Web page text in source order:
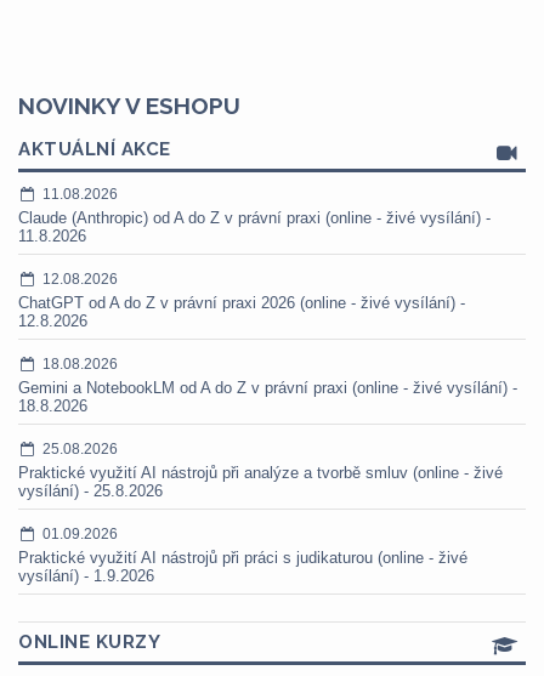
NOVINKY V ESHOPU
AKTUÁLNÍ AKCE
11.08.2026
Claude (Anthropic) od A do Z v právní praxi (online - živé vysílání) -
11.8.2026
12.08.2026
ChatGPT od A do Z v právní praxi 2026 (online - živé vysílání) -
12.8.2026
18.08.2026
Gemini a NotebookLM od A do Z v právní praxi (online - živé vysílání) -
18.8.2026
25.08.2026
Praktické využití AI nástrojů při analýze a tvorbě smluv (online - živé
vysílání) - 25.8.2026
01.09.2026
Praktické využití AI nástrojů při práci s judikaturou (online - živé
vysílání) - 1.9.2026
ONLINE KURZY